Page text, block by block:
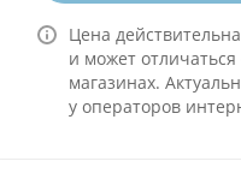
Цена
и может
магазинах.
у операторов